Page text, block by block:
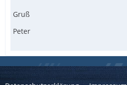
Gruß
Peter